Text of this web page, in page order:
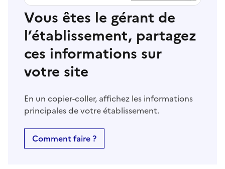
Vous êtes le gérant de
l’établissement, partagez
ces informations sur
votre site
En un copier-coller, affichez les informations
principales de votre établissement.
Comment faire ?